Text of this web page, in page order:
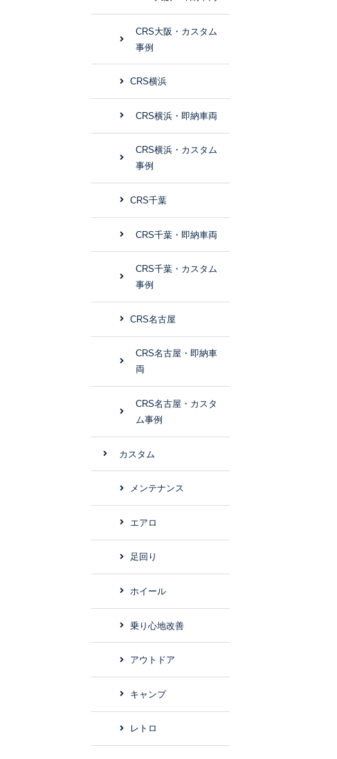
CRS大阪・カスタム
事例
CRS横浜
CRS横浜・即納車両
CRS横浜・カスタム
事例
CRS千葉
CRS千葉・即納車両
CRS千葉・カスタム
事例
CRS名古屋
CRS名古屋・即納車
両
CRS名古屋・カスタ
ム事例
カスタム
メンテナンス
エアロ
足回り
ホイール
乗り心地改善
アウトドア
キャンプ
レトロ